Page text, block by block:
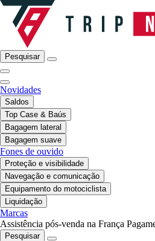
Pesquisar
Novidades
Saldos
Top Case & Baús
Bagagem lateral
Bagagem suave
Fones de ouvido
Proteção e visibilidade
Navegação e comunicação
Equipamento do motociclista
Liquidação
Marcas
Assistência pós-venda na França
Pesquisar